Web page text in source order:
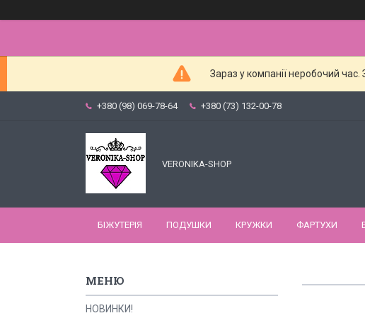
Зараз у компанії неробочий
+380 (98) 069-78-64 +380 (73) 132-00-78
VERONIKA-SHOP
БІЖУТЕРІЯ ПОДУШКИ КРУЖКИ ФАРТУХИ
НОВИНКИ!